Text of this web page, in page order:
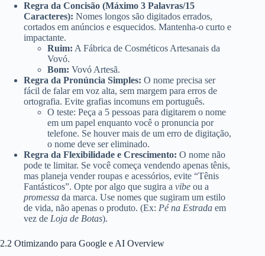
Regra da Concisão (Máximo 3 Palavras/15
Caracteres): Nomes longos são digitados errados,
cortados em anúncios e esquecidos. Mantenha-o curto e
impactante.
Ruim: A Fábrica de Cosméticos Artesanais da
Vovó.
Bom: Vovó Artesã.
Regra da Pronúncia Simples: O nome precisa ser
fácil de falar em voz alta, sem margem para erros de
ortografia. Evite grafias incomuns em português.
O teste: Peça a 5 pessoas para digitarem o nome
em um papel enquanto você o pronuncia por
telefone. Se houver mais de um erro de digitação,
o nome deve ser eliminado.
Regra da Flexibilidade e Crescimento: O nome não
pode te limitar. Se você começa vendendo apenas tênis,
mas planeja vender roupas e acessórios, evite “Tênis
Fantásticos”. Opte por algo que sugira a vibe ou a
promessa da marca. Use nomes que sugiram um estilo
de vida, não apenas o produto. (Ex: Pé na Estrada em
vez de Loja de Botas).
2.2 Otimizando para Google e AI Overview